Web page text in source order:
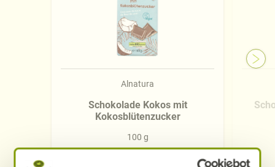
Alnatura
Schokolade Kokos mit
Kokosblütenzucker
100 g